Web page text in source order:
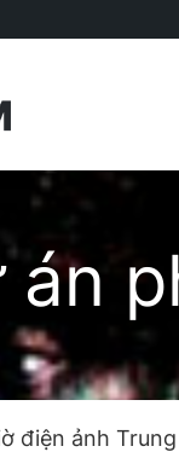
điện ảnh